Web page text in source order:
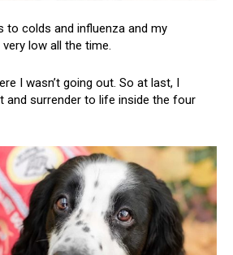
to colds and influenza and my
low all the time.
I wasn’t going out. So at last, I
and surrender to life inside the four